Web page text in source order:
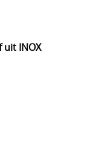
INOX